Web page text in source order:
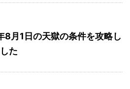
8月1日の天獄の条件を攻略し
た